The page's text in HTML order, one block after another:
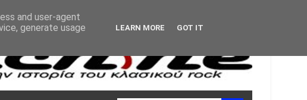
and user-agent
generate usage
LEARN MORE GOT IT